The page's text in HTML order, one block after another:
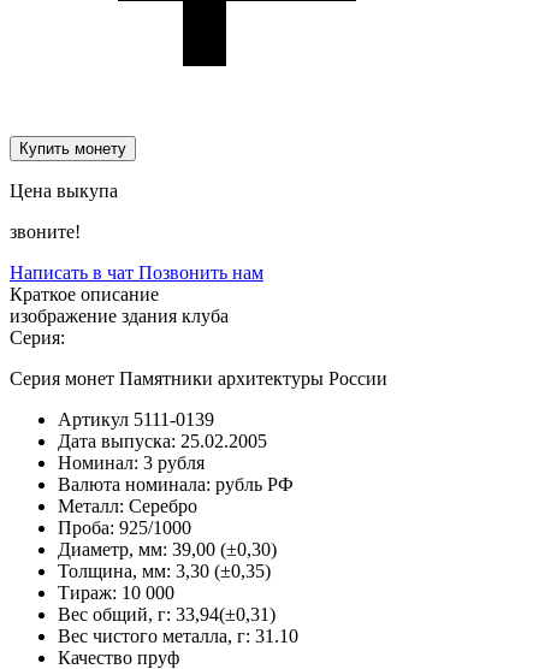
Купить монету
Цена выкупа
звоните!
Написать в чат Позвонить нам
Краткое описание
изображение здания клуба
Серия:
Серия монет Памятники архитектуры России
Артикул 5111-0139
Дата выпуска: 25.02.2005
Номинал: 3 рубля
Валюта номинала: рубль РФ
Металл: Серебро
Проба: 925/1000
Диаметр, мм: 39,00 (±0,30)
Толщина, мм: 3,30 (±0,35)
Тираж: 10 000
Вес общий, г: 33,94(±0,31)
Вес чистого металла, г: 31.10
Качество пруф